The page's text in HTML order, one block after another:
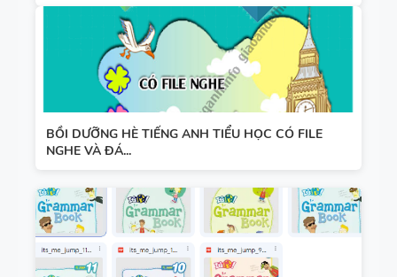
BỒI DƯỠNG HÈ TIẾNG ANH TIỂU HỌC CÓ FILE
NGHE VÀ ĐÁ...